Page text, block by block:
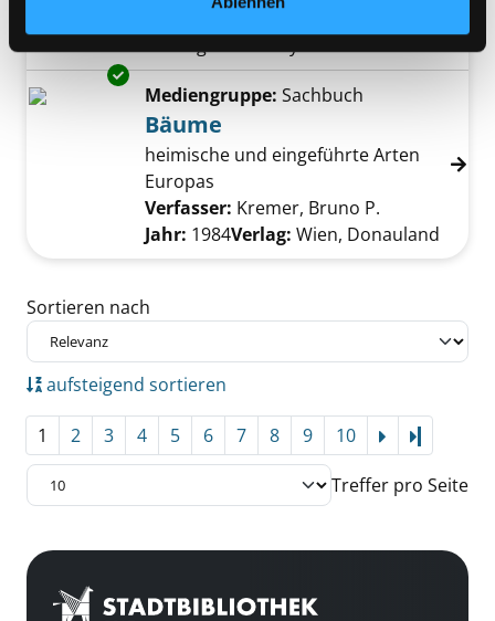
Exemplar-Details von Bäume anzeigen
Mediengruppe: Sachbuch
Bäume
heimische und eingeführte Arten
Europas
Verfasser: Kremer, Bruno P.
Jahr: 1984Verlag: Wien, Donauland
Zu den Suchfiltern springen
Sortieren nach
aufsteigend sortieren
1 2 3 4 5 6 7 8 9 10
Treffer pro Seite